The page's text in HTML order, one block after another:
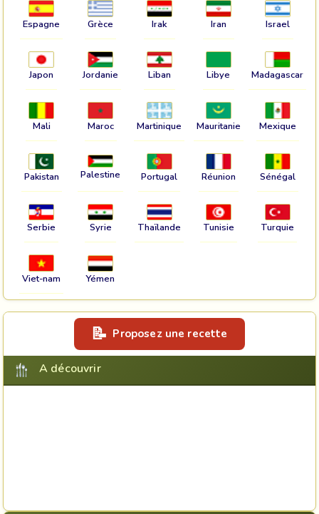
Espagne Grèce Irak Iran Israel
Japon Jordanie Liban Libye Madagascar
Mali Maroc Martinique Mauritanie Mexique
Pakistan Palestine Portugal Réunion Sénégal
Serbie Syrie Thaïlande Tunisie Turquie
Viet-nam Yémen
Proposez une recette
A découvrir